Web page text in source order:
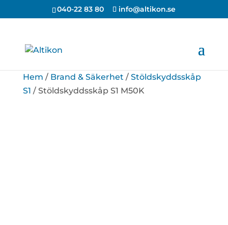
040-22 83 80 info@altikon.se
Hem / Brand & Säkerhet / Stöldskyddsskåp
S1 / Stöldskyddsskåp S1 M50K